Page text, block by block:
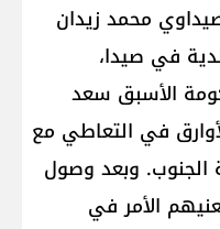
محمد زيدان
في صيدا،
الأسبق سعد
في التعاطي مع
الجنوب. وبعد وصول
الأمر في